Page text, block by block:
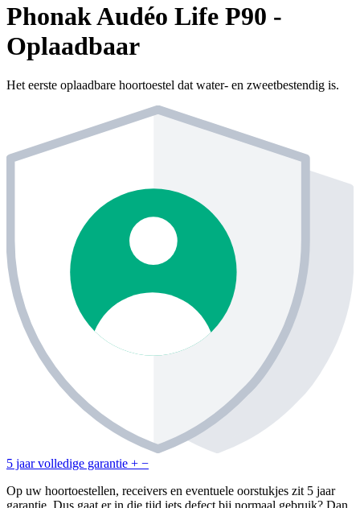
Phonak Audéo Life P90 -
Oplaadbaar
Het eerste oplaadbare hoortoestel dat water- en zweetbestendig is.
5 jaar volledige garantie + −
Op uw hoortoestellen, receivers en eventuele oorstukjes zit 5 jaar